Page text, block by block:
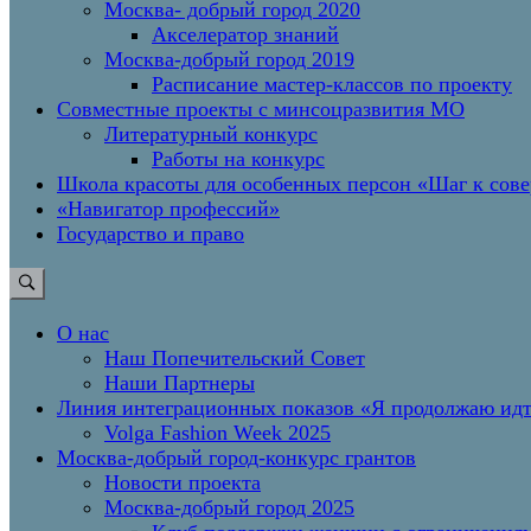
Москва- добрый город 2020
Акселератор знаний
Москва-добрый город 2019
Расписание мастер-классов по проекту
Совместные проекты с минсоцразвития МО
Литературный конкурс
Работы на конкурс
Школа красоты для особенных персон «Шаг к
«Навигатор профессий»
Государство и право
О нас
Наш Попечительский Совет
Наши Партнеры
Линия интеграционных показов «Я продолжаю
Volga Fashion Week 2025
Москва-добрый город-конкурс грантов
Новости проекта
Москва-добрый город 2025